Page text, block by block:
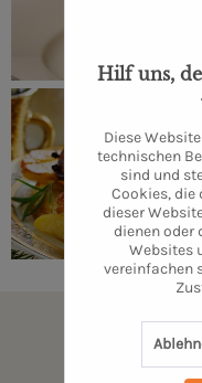
Hilf uns,
Diese
technischen
sind und
Cookies, die
dieser
dienen oder
Websites
vereinfachen